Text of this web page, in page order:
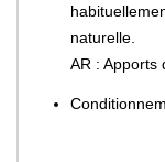
naturelle.
AR : Apports